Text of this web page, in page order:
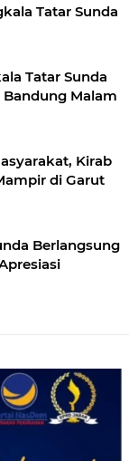
Tatar Sunda
Tatar Sunda
Malam
Kirab
di Garut
Berlangsung